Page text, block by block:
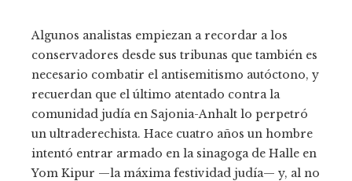
Algunos analistas empiezan a recordar a los
conservadores desde sus tribunas que también es
necesario combatir el antisemitismo autóctono, y
recuerdan que el último atentado contra la
comunidad judía en Sajonia-Anhalt lo perpetró
un ultraderechista. Hace cuatro años un hombre
intentó entrar armado en la sinagoga de Halle en
Yom Kipur —la máxima festividad judía— y, al no